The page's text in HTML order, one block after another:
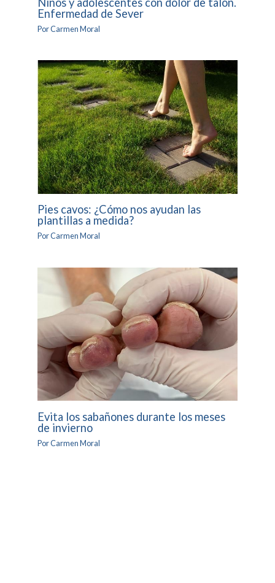
Enfermedad de Sever
PorCarmen Moral
Pies cavos: ¿Cómo nos ayudan las
plantillas a medida?
PorCarmen Moral
Evita los sabañones durante los meses
de invierno
PorCarmen Moral